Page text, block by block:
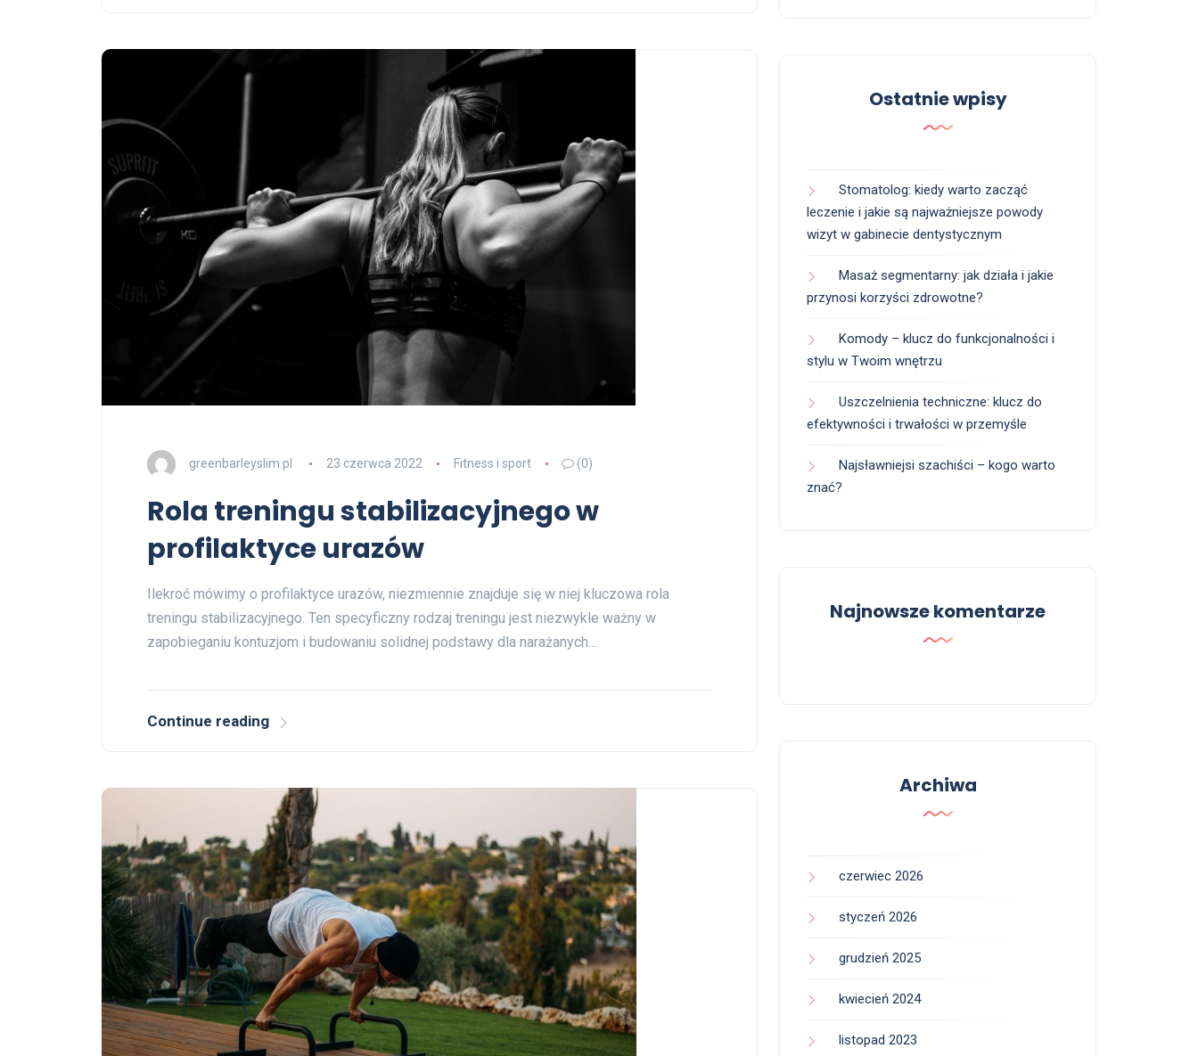
greenbarleyslim.pl 23 czerwca 2022 Fitness i sport (0)
Rola treningu stabilizacyjnego w
profilaktyce urazów
Ilekroć mówimy o profilaktyce urazów, niezmiennie znajduje się w niej kluczowa rola
treningu stabilizacyjnego. Ten specyficzny rodzaj treningu jest niezwykle ważny w
zapobieganiu kontuzjom i budowaniu solidnej podstawy dla narażanych…
Continue reading
Ostatnie wpisy
Stomatolog: kiedy warto zacząć
leczenie i jakie są najważniejsze powody
wizyt w gabinecie dentystycznym
Masaż segmentarny: jak działa i jakie
przynosi korzyści zdrowotne?
Komody – klucz do funkcjonalności i
stylu w Twoim wnętrzu
Uszczelnienia techniczne: klucz do
efektywności i trwałości w przemyśle
Najsławniejsi szachiści – kogo warto
znać?
Najnowsze komentarze
Archiwa
czerwiec 2026
styczeń 2026
grudzień 2025
kwiecień 2024
listopad 2023